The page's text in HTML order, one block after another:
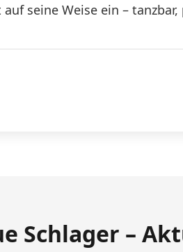
seine Weise ein –
Schlager –